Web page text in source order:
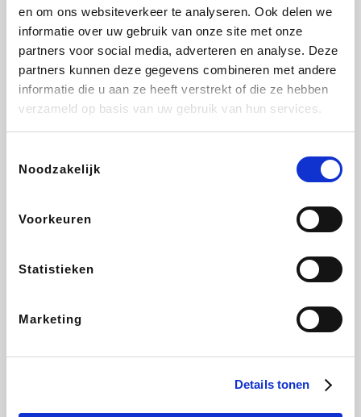
en om ons websiteverkeer te analyseren. Ook delen we
informatie over uw gebruik van onze site met onze
partners voor social media, adverteren en analyse. Deze
partners kunnen deze gegevens combineren met andere
informatie die u aan ze heeft verstrekt of die ze hebben
verzameld op basis van uw gebruik van hun services.
Noodzakelijk
Voorkeuren
Statistieken
Marketing
Details tonen
Sarenza Interhome Schiesser Bolt Energie
DeubaXXL
Ekoi About You